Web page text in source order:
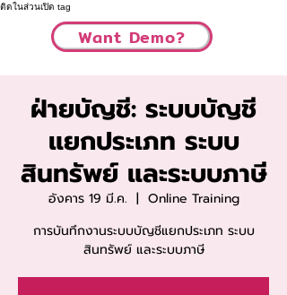
ติดในส่วนเปิด tag
Want Demo?
ฝ่ายบัญชี: ระบบบัญชี
แยกประเภท ระบบ
สินทรัพย์ และระบบภาษี
อังคาร 19 มี.ค.
  |
Online Training
การบันทึกงานระบบบัญชีแยกประเภท ระบบ
สินทรัพย์ และระบบภาษี